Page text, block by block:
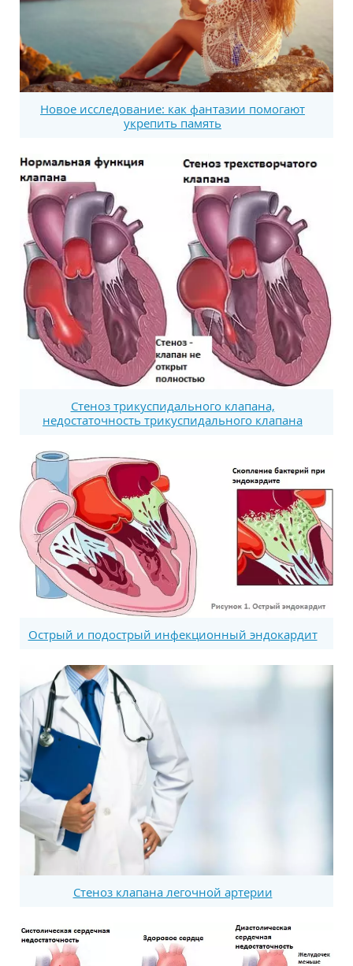
Новое исследование: как фантазии помогают
укрепить память
Стеноз трикуспидального клапана,
недостаточность трикуспидального клапана
Острый и подострый инфекционный эндокардит
Стеноз клапана легочной артерии